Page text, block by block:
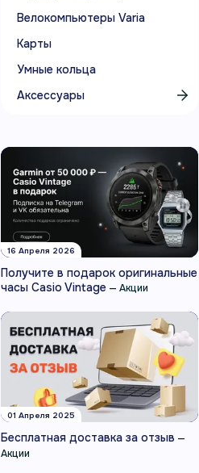
Велокомпьютеры Varia
Карты
Умные кольца
Аксессуары
16 Апреля 2026
Получите в подарок оригинальные
часы Casio Vintage — Акции
01 Апреля 2025
Бесплатная доставка за отзыв —
Акции